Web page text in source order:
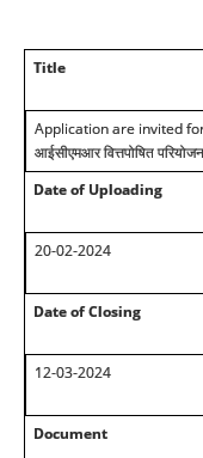
Title
Application are invited
आईसीएमआर वित्तपोषित
Date of Uploading
20-02-2024
Date of Closing
12-03-2024
Document